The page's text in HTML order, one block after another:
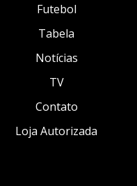
Futebol
Tabela
Notícias
TV
Contato
Loja Autorizada